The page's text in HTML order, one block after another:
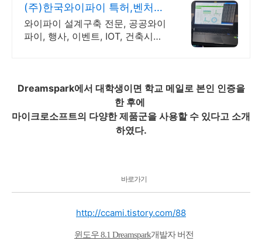
(주)한국와이파이 특허,벤처
1:1 맞춤 상담 및 견적
와이파이 설계구축 전문, 공공와이
파이, 행사, 이벤트, IOT, 건축시설
Dreamspark에서 대학생이면 학교 메일로 본인 인증을
한 후에
마이크로소프트의 다양한 제품군을 사용할 수 있다고 소개
하였다.
바로가기
http://ccami.tistory.com/88
윈도우 8.1 Dreamspark개발자 버전